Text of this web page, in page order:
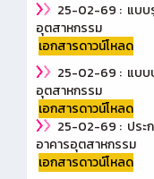
25-02-69 : แบบ
อุตสาหกรรม
เอกสารดาวน์โหลด
25-02-69 : แบบ
อุตสาหกรรม
เอกสารดาวน์โหลด
25-02-69 : ประ
อาคารอุตสาหกรรม
เอกสารดาวน์โหลด